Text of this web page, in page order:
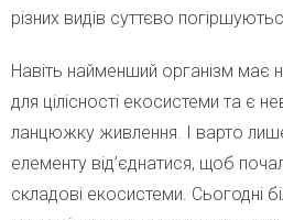
різних видів суттєво
Навіть найменший організм має
для цілісності екосистеми та є
ланцюжку живлення. І варто
елементу від’єднатися, щоб
складові екосистеми. Сьогодні